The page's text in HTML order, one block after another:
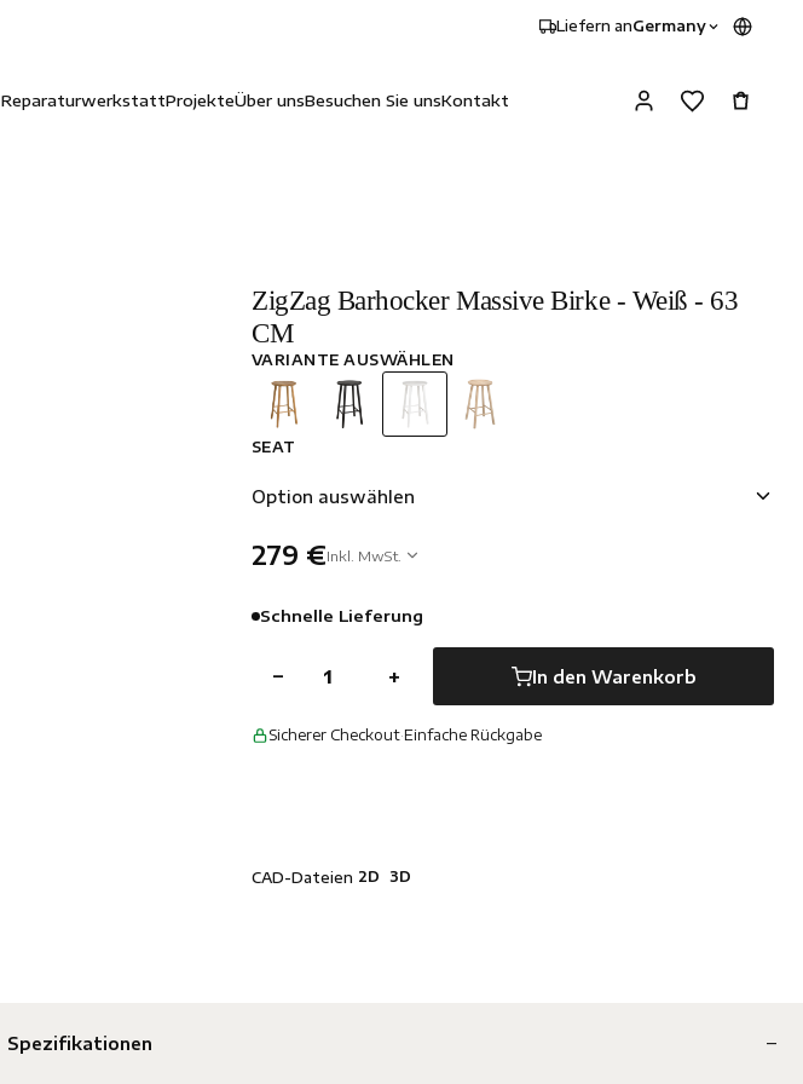
Liefern anGermany
ReparaturwerkstattProjekteÜber unsBesuchen Sie unsKontakt
ZigZag Barhocker Massive Birke - Weiß - 63
CM
VARIANTE AUSWÄHLEN
SEAT
Option auswählen
279 €Inkl. MwSt.
Schnelle Lieferung
− + In den Warenkorb
Sicherer Checkout·Einfache Rückgabe
CAD-Dateien 2D 3D
Spezifikationen